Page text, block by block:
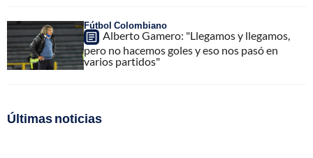
Fútbol Colombiano
Alberto Gamero: "Llegamos y llegamos,
pero no hacemos goles y eso nos pasó en
varios partidos"
Últimas noticias